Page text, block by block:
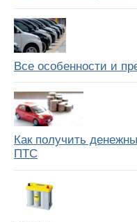
Все особенности и
Как получить
ПТС